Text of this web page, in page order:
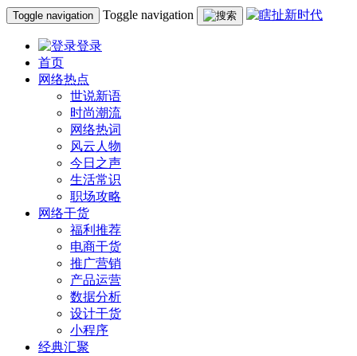
Toggle navigation Toggle navigation
登录
首页
网络热点
世说新语
时尚潮流
网络热词
风云人物
今日之声
生活常识
职场攻略
网络干货
福利推荐
电商干货
推广营销
产品运营
数据分析
设计干货
小程序
经典汇聚